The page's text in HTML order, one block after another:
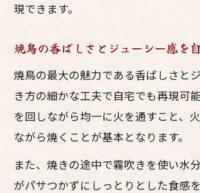
現できます。
焼鳥の香ばしさとジューシー感を
焼鳥の最大の魅力である香ばしさと
き方の細かな工夫で自宅でも再現可
を回しながら均一に火を通すこと、
ながら焼くことが基本となります。
また、焼きの途中で霧吹きを使い水
がパサつかずにしっとりとした食感